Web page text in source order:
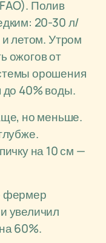
Полив
20-30 л/
летом. Утром
ожогов от
орошения
до 40% воды.
но меньше.
на 10 см —
фермер
увеличил
60%.